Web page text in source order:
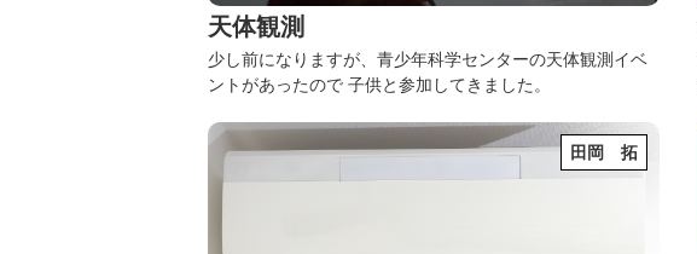
天体観測
少し前になりますが、青少年科学センターの天体観測イベ
ントがあったので 子供と参加してきました。
田岡 拓